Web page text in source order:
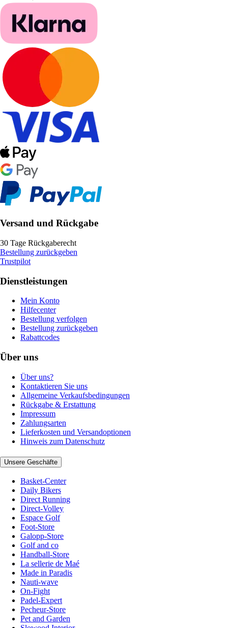
Versand und Rückgabe
30 Tage Rückgaberecht
Bestellung zurückgeben
Trustpilot
Dienstleistungen
Mein Konto
Hilfecenter
Bestellung verfolgen
Bestellung zurückgeben
Rabattcodes
Über uns
Über uns?
Kontaktieren Sie uns
Allgemeine Verkaufsbedingungen
Rückgabe & Erstattung
Impressum
Zahlungsarten
Lieferkosten und Versandoptionen
Hinweis zum Datenschutz
Unsere Geschäfte
Basket-Center
Daily Bikers
Direct Running
Direct-Volley
Espace Golf
Foot-Store
Galopp-Store
Golf and co
Handball-Store
La sellerie de Maé
Made in Paradis
Nauti-wave
On-Fight
Padel-Expert
Pecheur-Store
Pet and Garden